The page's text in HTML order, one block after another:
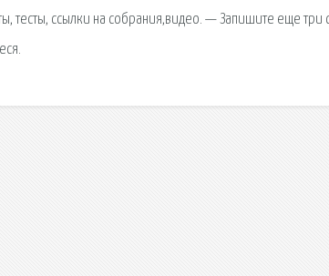
тесты, ссылки на собрания,видео. — Запишите еще